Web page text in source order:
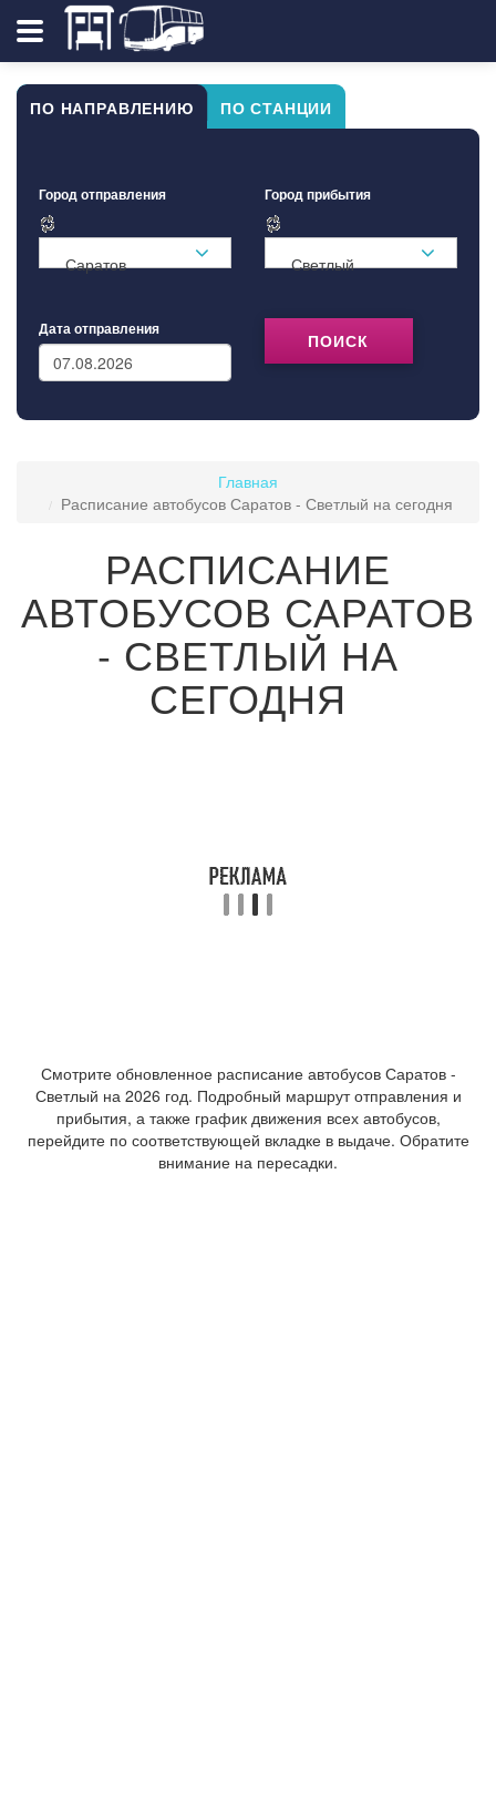
ПО НАПРАВЛЕНИЮ ПО СТАНЦИИ
Город отправления
Саратов
Город прибытия
Светлый
Дата отправления
ПОИСК
Главная
Расписание автобусов Саратов - Светлый на сегодня
РАСПИСАНИЕ
АВТОБУСОВ САРАТОВ
- СВЕТЛЫЙ НА
СЕГОДНЯ
Смотрите обновленное расписание автобусов Саратов -
Светлый на 2026 год. Подробный маршрут отправления и
прибытия, а также график движения всех автобусов,
перейдите по соответствующей вкладке в выдаче. Обратите
внимание на пересадки.